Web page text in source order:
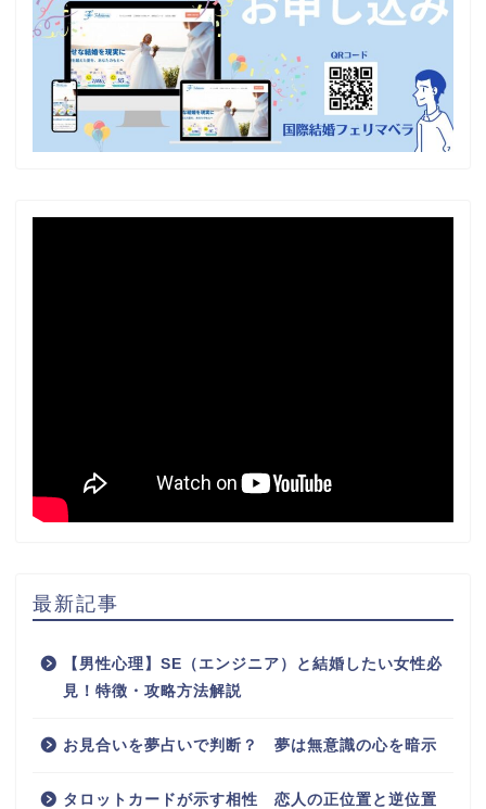
最新記事
【男性心理】SE（エンジニア）と結婚したい女性必
見！特徴・攻略方法解説
お見合いを夢占いで判断？ 夢は無意識の心を暗示
タロットカードが示す相性 恋人の正位置と逆位置